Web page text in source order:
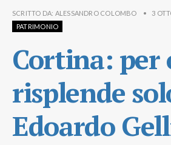
SCRITTO DA: ALESSANDRO COLOMBO • 3
PATRIMONIO
Cortina: per
risplende
Edoardo